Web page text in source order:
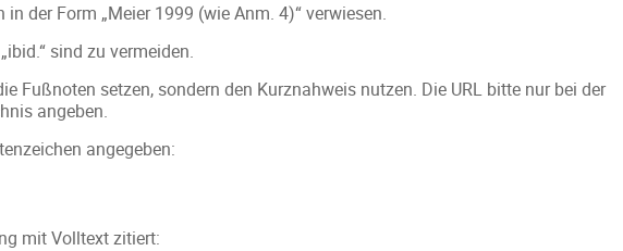
der Form „Meier 1999 (wie Anm. 4)“ verwiesen.
sind zu vermeiden.
Fußnoten setzen, sondern den Kurznahweis nutzen. Die URL bitte nur bei der
angeben.
angegeben:
mit Volltext zitiert: